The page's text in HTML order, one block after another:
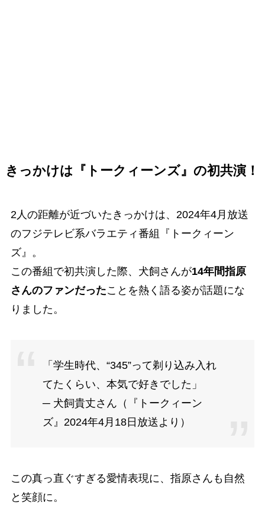
きっかけは『トークィーンズ』の初共演！
2人の距離が近づいたきっかけは、2024年4月放送
のフジテレビ系バラエティ番組『トークィーン
ズ』。
この番組で初共演した際、犬飼さんが14年間指原
さんのファンだったことを熱く語る姿が話題にな
りました。
「学生時代、“345”って剃り込み入れ
てたくらい、本気で好きでした」
─ 犬飼貴丈さん（『トークィーン
ズ』2024年4月18日放送より）
この真っ直ぐすぎる愛情表現に、指原さんも自然
と笑顔に。